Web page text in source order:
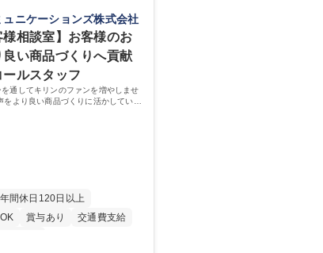
ニケーションズ株式会社
相談室】お客様のお
い商品づくりへ貢献
ルスタッフ
通してキリンのファンを増やしませ
より良い商品づくりに活かしていく
談室でのお仕事です。
年間休日120日以上
賞与あり
交通費支給